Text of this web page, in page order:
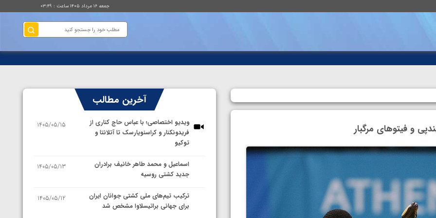
جمعه ۱۶ مرداد ۱۴۰۵ ساعت : ۰۳:۴۹
و فیتوهای مرگبار
آخرین مطالب
ویدیو اختصاصی؛ با عباس حاج کناری از
فریدونکنار و کراسنویارسک تا آتلانتا و
توکیو
1405/05/15
اسماعیل و محمد طاهر خانیف برادران
جدید کشتی روسیه
1405/05/13
ترکیب تیم‌های ملی کشتی جوانان ایران
برای جهانی براتیسلاوا مشخص شد
1405/05/12